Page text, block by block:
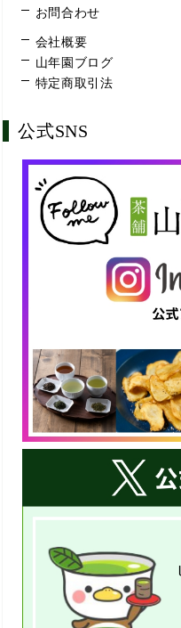
お問合わせ
会社概要
山年園ブログ
特定商取引法
公式SNS